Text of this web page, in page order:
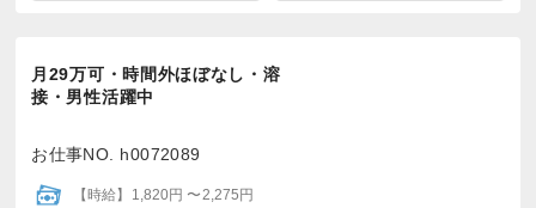
月29万可・時間外ほぼなし・溶
接・男性活躍中
お仕事NO. h0072089
【時給】1,820円 〜2,275円